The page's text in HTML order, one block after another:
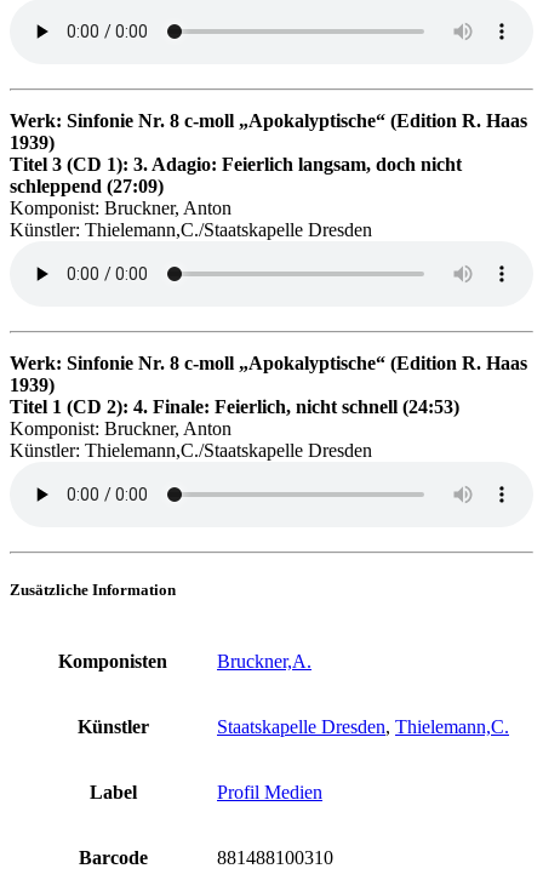
Werk: Sinfonie Nr. 8 c-moll „Apokalyptische“ (Edition R. Haas
1939)
Titel 3 (CD 1): 3. Adagio: Feierlich langsam, doch nicht
schleppend (27:09)
Komponist: Bruckner, Anton
Künstler: Thielemann,C./Staatskapelle Dresden
Werk: Sinfonie Nr. 8 c-moll „Apokalyptische“ (Edition R. Haas
1939)
Titel 1 (CD 2): 4. Finale: Feierlich, nicht schnell (24:53)
Komponist: Bruckner, Anton
Künstler: Thielemann,C./Staatskapelle Dresden
Zusätzliche Information
Komponisten Bruckner,A.
Künstler Staatskapelle Dresden, Thielemann,C.
Label Profil Medien
Barcode 881488100310